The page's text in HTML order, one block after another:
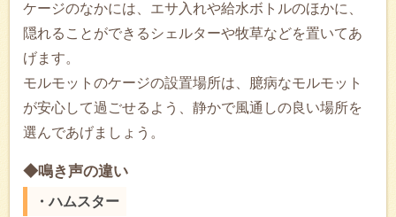
ケージのなかには、エサ入れや給水ボトルのほかに、
隠れることができるシェルターや牧草などを置いてあ
げます。
モルモットのケージの設置場所は、臆病なモルモット
が安心して過ごせるよう、静かで風通しの良い場所を
選んであげましょう。
◆鳴き声の違い
・ハムスター